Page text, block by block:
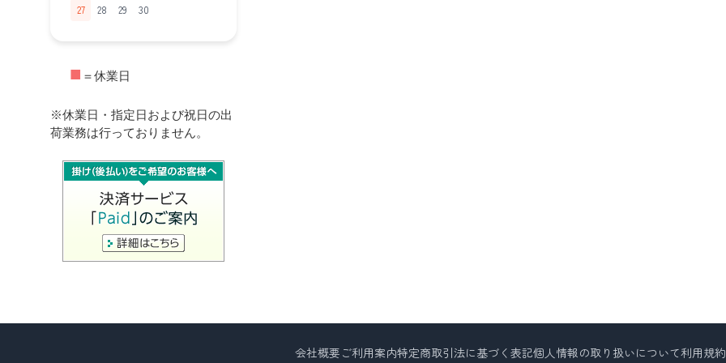
27
28 29 30
■ ＝休業日
※休業日・指定日および祝日の出
荷業務は行っておりません。
会社概要 ご利用案内特定商取引法に基づく表記個人情報の取り扱いについて利用規約